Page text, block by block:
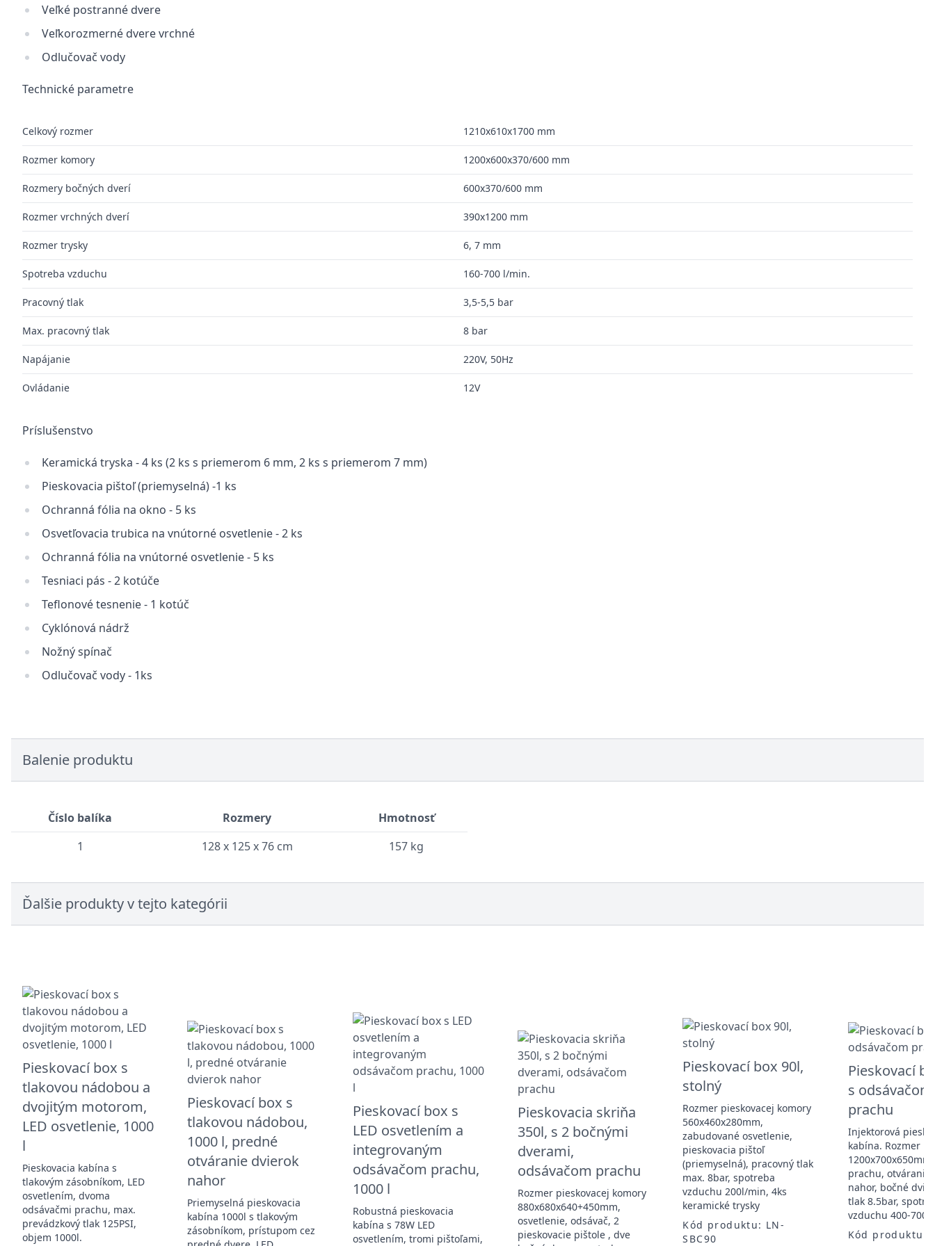
Veľké postranné dvere
Veľkorozmerné dvere vrchné
Odlučovač vody
Technické parametre
Celkový rozmer 1210x610x1700 mm
Rozmer komory 1200x600x370/600 mm
Rozmery bočných dverí 600x370/600 mm
Rozmer vrchných dverí 390x1200 mm
Rozmer trysky 6, 7 mm
Spotreba vzduchu 160-700 l/min.
Pracovný tlak 3,5-5,5 bar
Max. pracovný tlak 8 bar
Napájanie 220V, 50Hz
Ovládanie 12V
Príslušenstvo
Keramická tryska - 4 ks (2 ks s priemerom 6 mm, 2 ks s priemerom 7 mm)
Pieskovacia pištoľ (priemyselná) -1 ks
Ochranná fólia na okno - 5 ks
Osvetľovacia trubica na vnútorné osvetlenie - 2 ks
Ochranná fólia na vnútorné osvetlenie - 5 ks
Tesniaci pás - 2 kotúče
Teflonové tesnenie - 1 kotúč
Cyklónová nádrž
Nožný spínač
Odlučovač vody - 1ks
Balenie produktu
Číslo balíka Rozmery
Hmotnosť
1
128 x 125 x 76 cm 157 kg
Ďalšie produkty v tejto kategórii
Pieskovací box s
tlakovou nádobou a
dvojitým motorom,
LED osvetlenie, 1000
l
Pieskovacia kabína s
tlakovým zásobníkom, LED
osvetlením, dvoma
odsávačmi prachu, max.
prevádzkový tlak 125PSI,
objem 1000l.
Pieskovací box s
tlakovou nádobou,
1000 l, predné
otváranie dvierok
nahor
Priemyselná pieskovacia
kabína 1000l s tlakovým
zásobníkom, prístupom cez
Pieskovací box s
LED osvetlením a
integrovaným
odsávačom prachu,
1000 l
Robustná pieskovacia
kabína s 78W LED
osvetlením, tromi pištoľami,
Pieskovacia skriňa
350l, s 2 bočnými
dverami,
odsávačom prachu
Rozmer pieskovacej komory
880x680x640+450mm,
osvetlenie, odsávač, 2
pieskovacie pištole , dve
Pieskovací box 90l,
stolný
Rozmer pieskovacej komory
560x460x280mm,
zabudované osvetlenie,
pieskovacia pištoľ
(priemyselná), pracovný tlak
max. 8bar, spotreba
vzduchu 200l/min, 4ks
keramické trysky
Kód produktu: LN-
SBC90
Pieskovací
s odsávačom
prachu
Injektorová
kabína. Rozmer
prachu, otváranie
nahor, bočné
tlak 8.5bar,
vzduchu 400-
Kód produktu: